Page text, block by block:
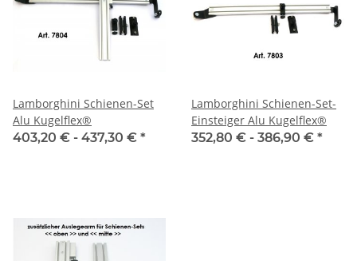
Lamborghini Schienen-Set
Alu Kugelflex®
403,20 € - 437,30 € *
Lamborghini Schienen-Set-
Einsteiger Alu Kugelflex®
352,80 € - 386,90 € *